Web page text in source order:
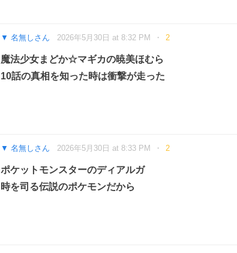
名無しさん 2026年5月30日 at 8:32 PM 2
魔法少女まどか☆マギカの暁美ほむら
10話の真相を知った時は衝撃が走った
名無しさん 2026年5月30日 at 8:33 PM 2
ポケットモンスターのディアルガ
時を司る伝説のポケモンだから